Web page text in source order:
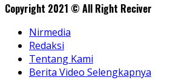
Copyright 2021 © All Right Reciver
Nirmedia
Redaksi
Tentang Kami
Berita Video Selengkapnya